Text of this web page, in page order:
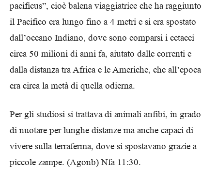
pacificus”, cioè balena viaggiatrice che ha raggiunto
il Pacifico era lungo fino a 4 metri e si era spostato
dall’oceano Indiano, dove sono comparsi i cetacei
circa 50 milioni di anni fa, aiutato dalle correnti e
dalla distanza tra Africa e le Americhe, che all’epoca
era circa la metà di quella odierna.
Per gli studiosi si trattava di animali anfibi, in grado
di nuotare per lunghe distanze ma anche capaci di
vivere sulla terraferma, dove si spostavano grazie a
piccole zampe. (Agonb) Nfa 11:30.